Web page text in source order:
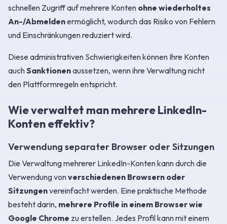
schnellen Zugriff auf mehrere Konten ohne wiederholtes
An-/Abmeldenermöglicht, wodurch das Risiko von Fehlern
und Einschränkungen reduziert wird.
Diese administrativen Schwierigkeiten können Ihre Konten
auchSanktionenaussetzen, wenn ihre Verwaltung nicht
den Plattformregeln entspricht.
Wie verwaltet man mehrere LinkedIn-
Konten effektiv?
Verwendung separater Browser oder Sitzungen
Die Verwaltung mehrerer LinkedIn-Konten kann durch die
Verwendung vonverschiedenen Browsern oder
Sitzungenvereinfacht werden. Eine praktische Methode
besteht darin, mehrere Profile in einem Browser wie
Google Chrome zu erstellen. Jedes Profil kann mit einem